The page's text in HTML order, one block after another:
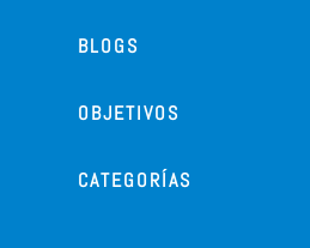
BLOGS
OBJETIVOS
CATEGORÍAS